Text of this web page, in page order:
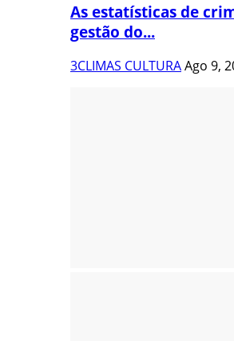
As estatísticas de
gestão do...
3CLIMAS CULTURAAgo 9,